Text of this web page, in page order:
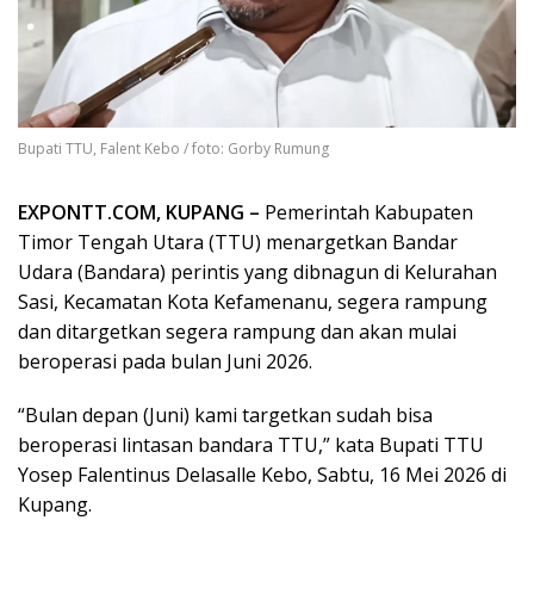
Bupati TTU, Falent Kebo / foto: Gorby Rumung
EXPONTT.COM, KUPANG – Pemerintah Kabupaten
Timor Tengah Utara (TTU) menargetkan Bandar
Udara (Bandara) perintis yang dibnagun di Kelurahan
Sasi, Kecamatan Kota Kefamenanu, segera rampung
dan ditargetkan segera rampung dan akan mulai
beroperasi pada bulan Juni 2026.
“Bulan depan (Juni) kami targetkan sudah bisa
beroperasi lintasan bandara TTU,” kata Bupati TTU
Yosep Falentinus Delasalle Kebo, Sabtu, 16 Mei 2026 di
Kupang.